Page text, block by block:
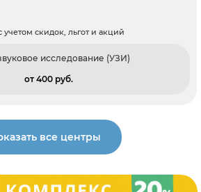
учетом скидок, льгот и акций
исследование (УЗИ)
от 400 pуб.
все центры